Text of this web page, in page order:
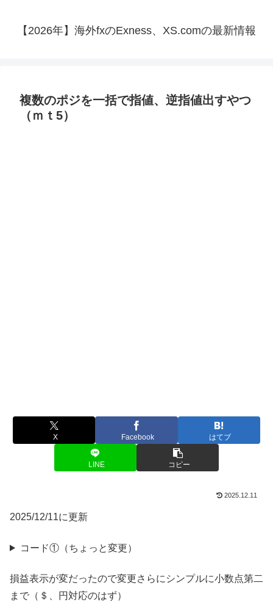
【2026年】海外fxのExness、XS.comの最新情報
複数のポジを一括で指値、逆指値出すやつ
（ｍｔ5）
X Facebook はてブ
LINE コピー
2025.12.11
2025/12/11に更新
コード①（ちょっと変更）
損益表示が変だったので変更さらにシンプルに小数点第二
まで（＄、円対応のはず）